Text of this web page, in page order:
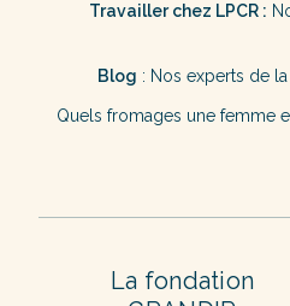
Travailler chez LPCR :
Blog : Nos experts de
Quels fromages une femme
La fondation